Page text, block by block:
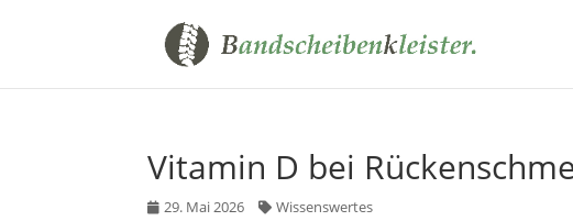
Vitamin D bei
29. Mai 2026 Wissenswertes